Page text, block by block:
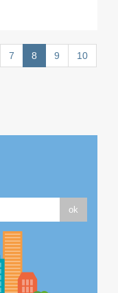
7 8 9 10
ok